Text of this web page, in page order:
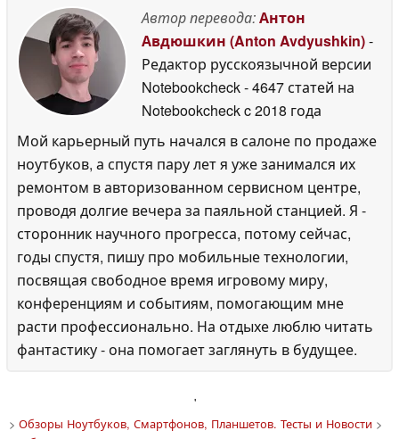
Автор перевода:Антон
Авдюшкин (Anton Avdyushkin)-
Редактор русскоязычной версии
Notebookcheck- 4647 статей на
Notebookcheckc 2018 года
Мой карьерный путь начался в салоне по продаже
ноутбуков, а спустя пару лет я уже занимался их
ремонтом в авторизованном сервисном центре,
проводя долгие вечера за паяльной станцией. Я -
сторонник научного прогресса, потому сейчас,
годы спустя, пишу про мобильные технологии,
посвящая свободное время игровому миру,
конференциям и событиям, помогающим мне
расти профессионально. На отдыхе люблю читать
фантастику - она помогает заглянуть в будущее.
'
> Обзоры Ноутбуков, Смартфонов, Планшетов. Тесты и Новости>